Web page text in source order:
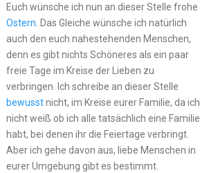
Euch wünsche ich nun an dieser Stelle frohe
Ostern . Das Gleiche wünsche ich natürlich
auch den euch nahestehenden Menschen,
denn es gibt nichts Schöneres als ein paar
freie Tage im Kreise der Lieben zu
verbringen. Ich schreibe an dieser Stelle
bewusstnicht, im Kreise eurer Familie, da ich
nicht weiß ob ich alle tatsächlich eine Familie
habt, bei denen ihr die Feiertage verbringt.
Aber ich gehe davon aus, liebe Menschen in
eurer Umgebung gibt es bestimmt.